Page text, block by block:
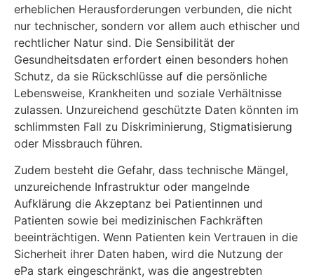
erheblichen Herausforderungen verbunden, die nicht
nur technischer, sondern vor allem auch ethischer und
rechtlicher Natur sind. Die Sensi­bilität der
Gesundheitsdaten erfordert einen besonders hohen
Schutz, da sie Rückschlüsse auf die persönliche
Lebensweise, Krankheiten und soziale Verhältnisse
zulassen. Unzu­reichend geschützte Daten könnten im
schlimmsten Fall zu Diskriminierung, Stigmatisierung
oder Missbrauch führen.
Zudem besteht die Gefahr, dass technische Mängel,
unzureichende Infrastruktur oder man­gelnde
Aufklärung die Akzeptanz bei Patientinnen und
Patienten sowie bei medizinischen Fachkräften
beeinträchtigen. Wenn Patienten kein Vertrauen in die
Sicherheit ihrer Daten ha­ben, wird die Nutzung der
ePa stark eingeschränkt, was die angestrebten